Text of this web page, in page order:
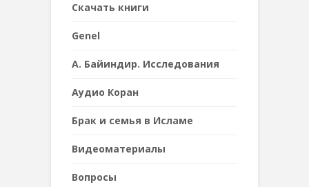
Cкачать книги
Genel
А. Байиндир. Исследования
Аудио Коран
Брак и семья в Исламе
Видеоматериалы
Вопросы